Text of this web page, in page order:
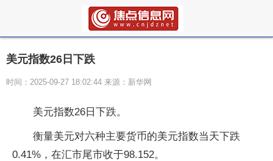
美元指数26日下跌
时间：2025-09-27 18:02:44 来源：新华网
美元指数26日下跌。
衡量美元对六种主要货币的美元指数当天下跌
0.41%，在汇市尾市收于98.152。